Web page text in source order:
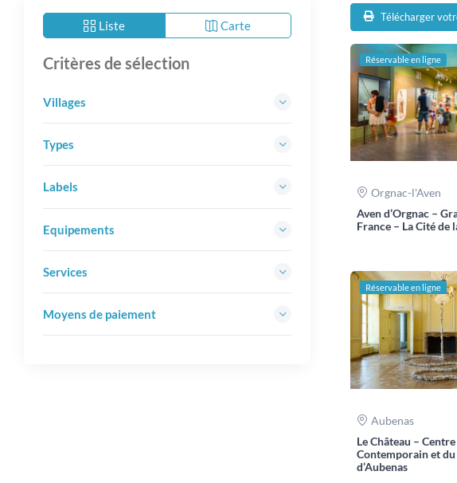
Télécharger
Réservable en ligne
Orgnac-l'Aven
Aven d’Orgnac –
France – La Cité de
Réservable en ligne
Aubenas
Le Château –
Contemporain et
d’Aubenas
+
−
Liste Carte
Critères de sélection
Villages
Types
Labels
Equipements
Services
Moyens de paiement